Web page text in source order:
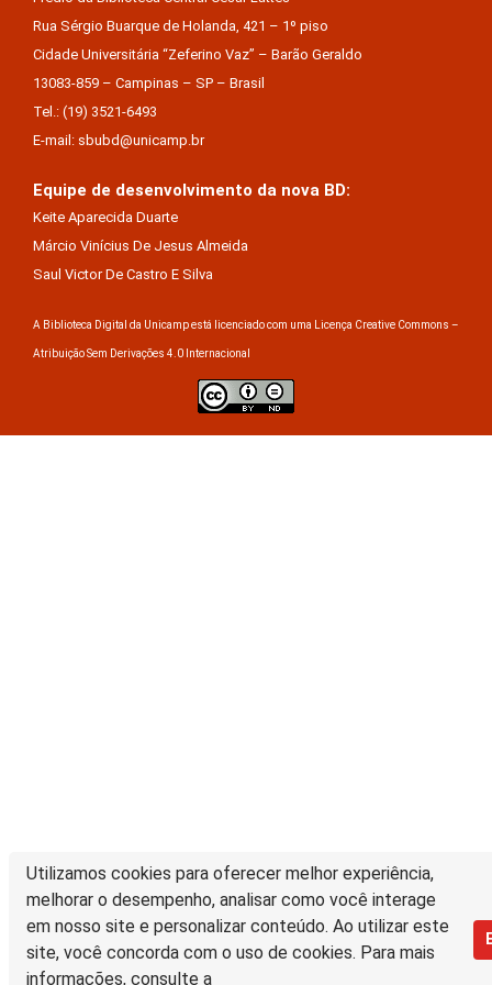
Utilizamos cookies para oferecer melhor experiência,
melhorar o desempenho, analisar como você interage
em nosso site e personalizar conteúdo. Ao utilizar este
site, você concorda com o uso de cookies. Para mais
informações, consulte a
Rua Sérgio Buarque de Holanda, 421 – 1º piso
Cidade Universitária “Zeferino Vaz” – Barão Geraldo
13083-859 – Campinas – SP – Brasil
Tel.: (19) 3521-6493
E-mail: sbubd@unicamp.br
Equipe de desenvolvimento da nova BD:
Keite Aparecida Duarte
Márcio Vinícius De Jesus Almeida
Saul Victor De Castro E Silva
A Biblioteca Digital da Unicamp está licenciado com uma Licença Creative Commons –
Atribuição Sem Derivações 4.0 Internacional